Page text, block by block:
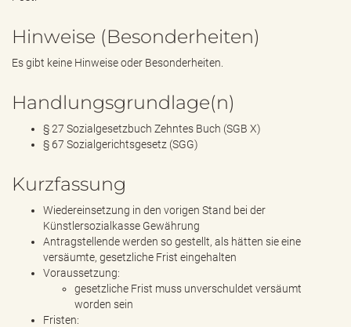
Hinweise (Besonderheiten)
Es gibt keine Hinweise oder Besonderheiten.
Handlungsgrundlage(n)
§ 27 Sozialgesetzbuch Zehntes Buch (SGB X)
§ 67 Sozialgerichtsgesetz (SGG)
Kurzfassung
Wiedereinsetzung in den vorigen Stand bei der
Künstlersozialkasse Gewährung
Antragstellende werden so gestellt, als hätten sie eine
versäumte, gesetzliche Frist eingehalten
Voraussetzung:
gesetzliche Frist muss unverschuldet versäumt
worden sein
Fristen: